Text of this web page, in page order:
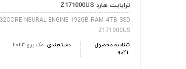
ترابایت هارد Z171000US
NEURAL ENGINE 192GB RAM 4TB SSD
Z171000US
شناسه محصول:
9042
دسته‌بندی: مک پرو 2023